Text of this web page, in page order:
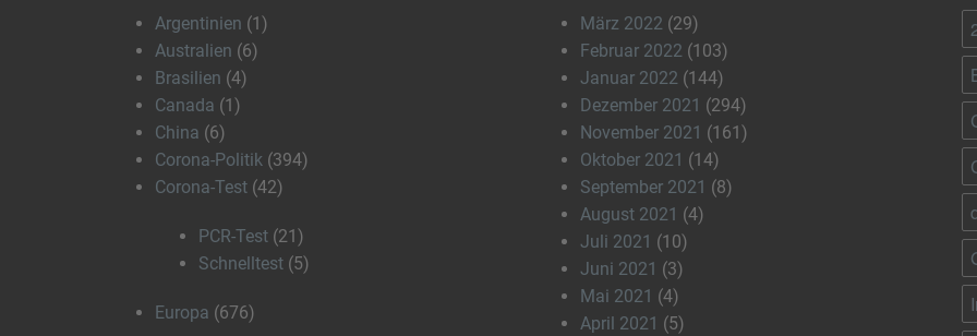
Argentinien (1)
Australien (6)
Brasilien (4)
Canada (1)
China (6)
Corona-Politik (394)
Corona-Test (42)
PCR-Test (21)
Schnelltest (5)
Europa (676)
März 2022 (29)
Februar 2022 (103)
Januar 2022 (144)
Dezember 2021 (294)
November 2021 (161)
Oktober 2021 (14)
September 2021 (8)
August 2021 (4)
Juli 2021 (10)
Juni 2021 (3)
Mai 2021 (4)
April 2021 (5)